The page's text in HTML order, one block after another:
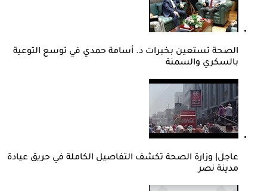
الصحة تستعين بخبرات د. أسامة حمدي في توسع التوعية
بالسكري والسمنة
عاجل| وزارة الصحة تكشف التفاصيل الكاملة في حريق عيادة
مدينة نصر